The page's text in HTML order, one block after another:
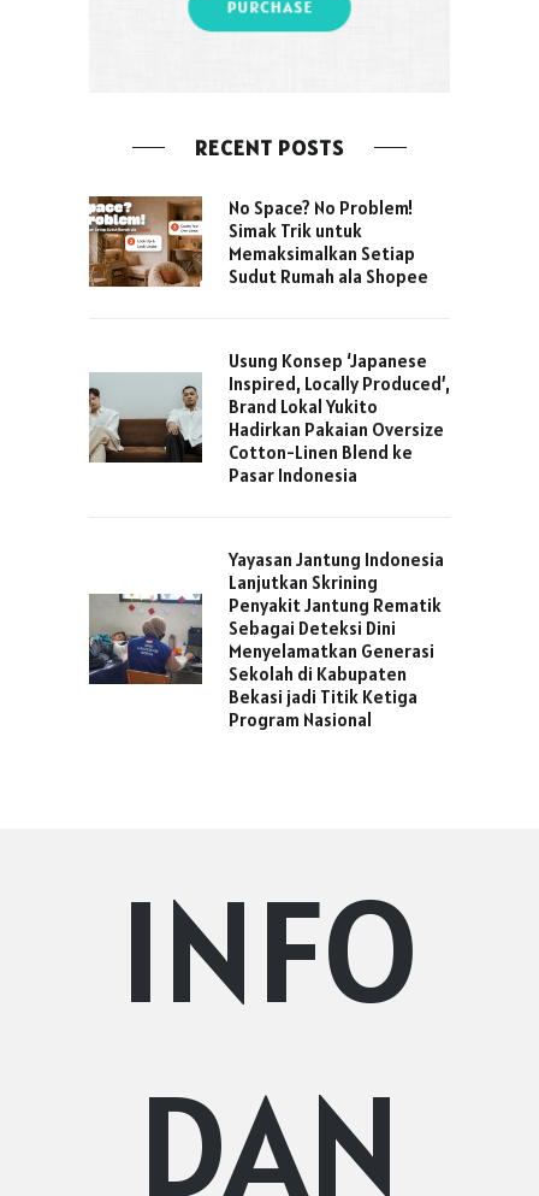
RECENT POSTS
No Space? No Problem!
Simak Trik untuk
Memaksimalkan Setiap
Sudut Rumah ala Shopee
Usung Konsep ‘Japanese
Inspired, Locally Produced’,
Brand Lokal Yukito
Hadirkan Pakaian Oversize
Cotton-Linen Blend ke
Pasar Indonesia
Yayasan Jantung Indonesia
Lanjutkan Skrining
Penyakit Jantung Rematik
Sebagai Deteksi Dini
Menyelamatkan Generasi
Sekolah di Kabupaten
Bekasi jadi Titik Ketiga
Program Nasional
INFO
DAN